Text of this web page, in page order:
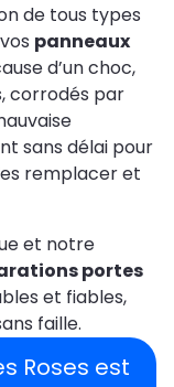
de tous types
panneaux
d’un choc,
corrodés par
sans délai pour
remplacer et
et notre
portes
et fiables,
faille.
Roses est